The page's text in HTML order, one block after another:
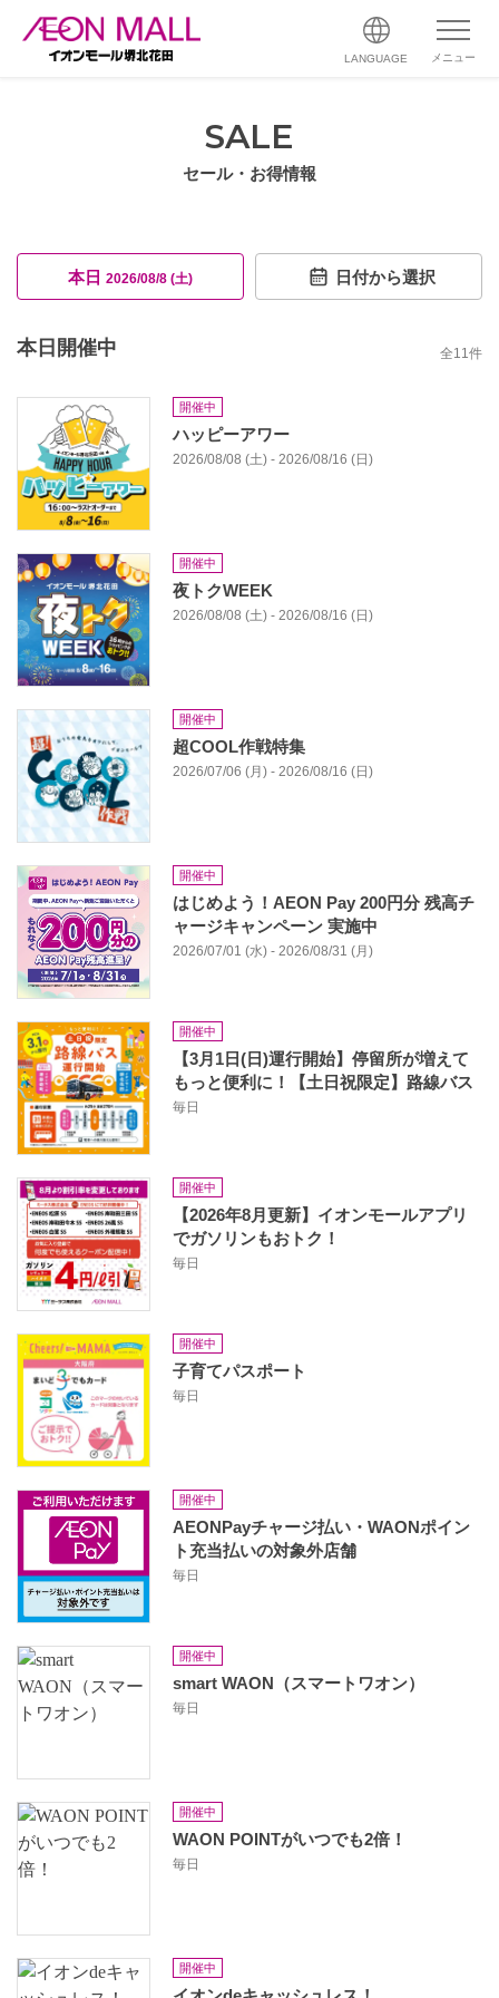
LANGUAGE メニュー
SALE
セール・お得情報
本日 2026/08/8 (土) 日付から選択
本日開催中 全11件
開催中
ハッピーアワー
2026/08/08 (土) - 2026/08/16 (日)
開催中
夜トクWEEK
2026/08/08 (土) - 2026/08/16 (日)
開催中
超COOL作戦特集
2026/07/06 (月) - 2026/08/16 (日)
開催中
はじめよう！AEON Pay 200円分 残高チ
ャージキャンペーン 実施中
2026/07/01 (水) - 2026/08/31 (月)
開催中
【3月1日(日)運行開始】停留所が増えて
もっと便利に！【土日祝限定】路線バス
毎日
開催中
【2026年8月更新】イオンモールアプリ
でガソリンもおトク！
毎日
開催中
子育てパスポート
毎日
開催中
AEONPayチャージ払い・WAONポイン
ト充当払いの対象外店舗
毎日
開催中
smart WAON（スマートワオン）
毎日
開催中
WAON POINTがいつでも2倍！
毎日
開催中